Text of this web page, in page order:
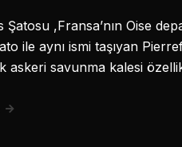
Şatosu ,Fransa’nın Oise
ile aynı ismi taşıyan
askeri savunma kalesi